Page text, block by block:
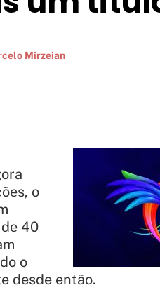
Mirzeian
o
40
o
desde então.